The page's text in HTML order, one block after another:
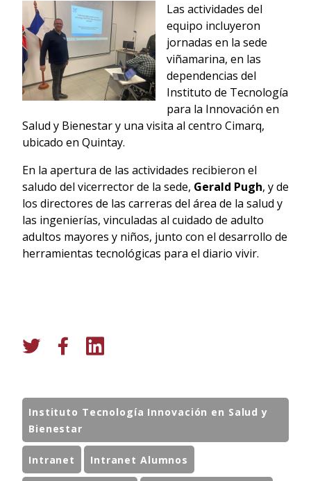
Las actividades del
equipo incluyeron
jornadas en la sede
viñamarina, en las
dependencias del
Instituto de Tecnología
para la Innovación en
Salud y Bienestar y una visita al centro Cimarq,
ubicado en Quintay.
En la apertura de las actividades recibieron el
saludo del vicerrector de la sede, Gerald Pugh, y de
los directores de las carreras del área de la salud y
las ingenierías, vinculadas al cuidado de adulto
adultos mayores y niños, junto con el desarrollo de
herramientas tecnológicas para el diario vivir.
Instituto Tecnología Innovación en Salud y
Bienestar
Intranet Intranet Alumnos